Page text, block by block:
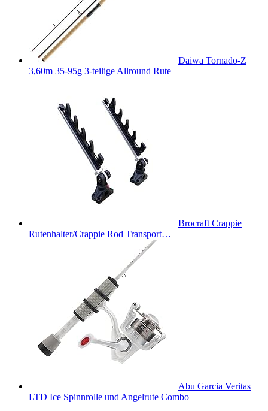
Daiwa Tornado-Z
3,60m 35-95g 3-teilige Allround Rute
Brocraft Crappie
Rutenhalter/Crappie Rod Transport…
Abu Garcia Veritas
LTD Ice Spinnrolle und Angelrute Combo